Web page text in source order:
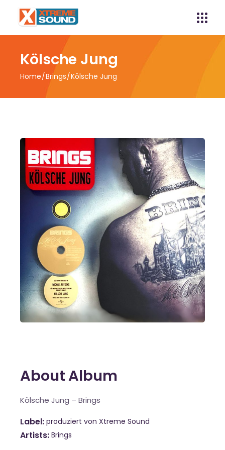
Kölsche Jung
Home Brings Kölsche Jung
About Album
Kölsche Jung – Brings
Label produziert von Xtreme Sound
Artists Brings